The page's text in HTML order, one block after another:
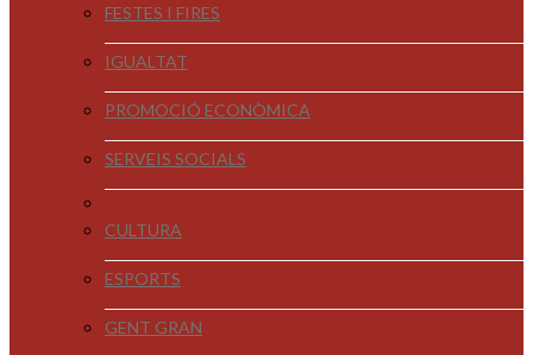
FESTES I FIRES
IGUALTAT
PROMOCIÓ ECONÒMICA
SERVEIS SOCIALS
CULTURA
ESPORTS
GENT GRAN